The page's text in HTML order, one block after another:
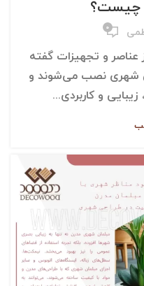
چیست؟
۰
و تجهیزات گفته
شهری نصب می‌شوند و
و کاربردی...